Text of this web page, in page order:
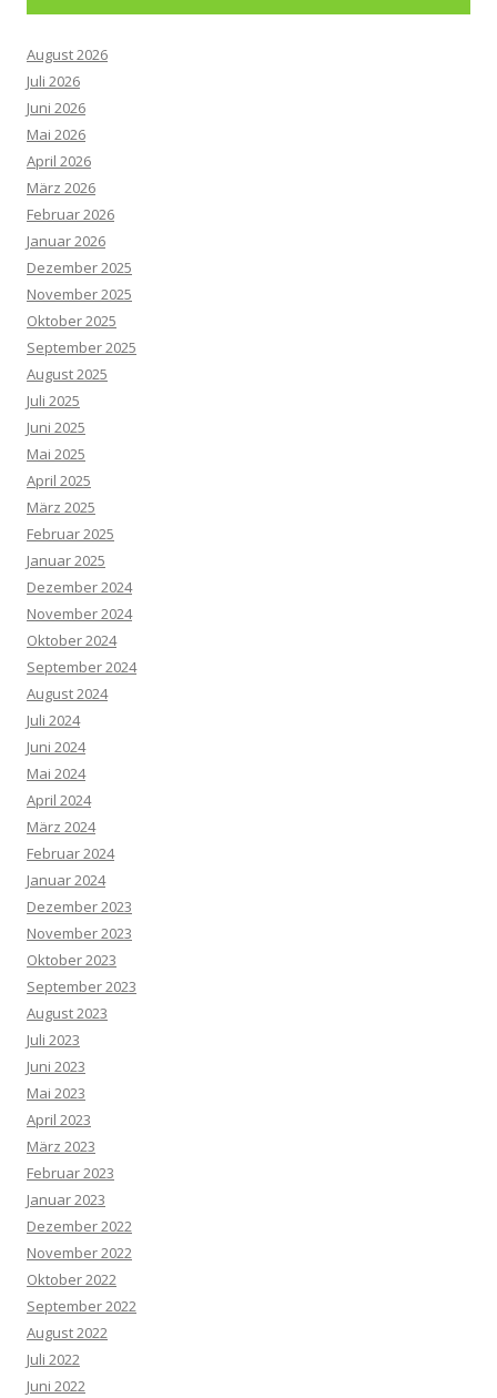
August 2026
Juli 2026
Juni 2026
Mai 2026
April 2026
März 2026
Februar 2026
Januar 2026
Dezember 2025
November 2025
Oktober 2025
September 2025
August 2025
Juli 2025
Juni 2025
Mai 2025
April 2025
März 2025
Februar 2025
Januar 2025
Dezember 2024
November 2024
Oktober 2024
September 2024
August 2024
Juli 2024
Juni 2024
Mai 2024
April 2024
März 2024
Februar 2024
Januar 2024
Dezember 2023
November 2023
Oktober 2023
September 2023
August 2023
Juli 2023
Juni 2023
Mai 2023
April 2023
März 2023
Februar 2023
Januar 2023
Dezember 2022
November 2022
Oktober 2022
September 2022
August 2022
Juli 2022
Juni 2022